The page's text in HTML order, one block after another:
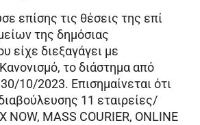
επίσης τις θέσεις της επί
της δημόσιας
είχε διεξαγάγει με
το διάστημα από
10/2023. Επισημαίνεται ότι
11 εταιρείες/
NOW, MASS COURIER, ΟNLINE